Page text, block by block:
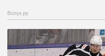
Вслух.ру